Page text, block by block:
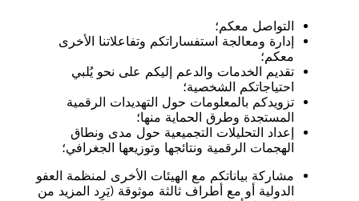
التواصل معكم؛
إدارة ومعالجة استفساراتكم وتفاعلاتنا الأخرى
معكم؛
تقديم الخدمات والدعم إليكم على نحو يُلبي
احتياجاتكم الشخصية؛
تزويدكم بالمعلومات حول التهديدات الرقمية
المستجدة وطرق الحماية منها؛
إعداد التحليلات التجميعية حول مدى ونطاق
الهجمات الرقمية ونتائجها وتوزيعها الجغرافي؛
مشاركة بياناتكم مع الهيئات الأخرى لمنظمة العفو
الدولية أو مع أطراف ثالثة موثوقة (يَرِد المزيد من